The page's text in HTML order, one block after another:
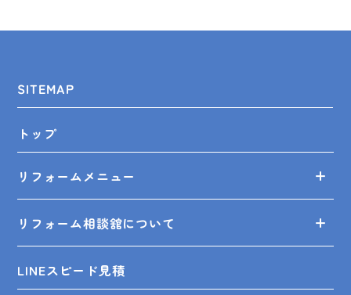
SITEMAP
トップ
リフォームメニュー
リフォーム相談舘について
LINEスピード見積